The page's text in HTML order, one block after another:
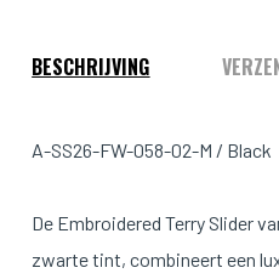
BESCHRIJVING
A-SS26-FW-058-02-M / Black
De Embroidered Terry Slider
zwarte tint, combineert een